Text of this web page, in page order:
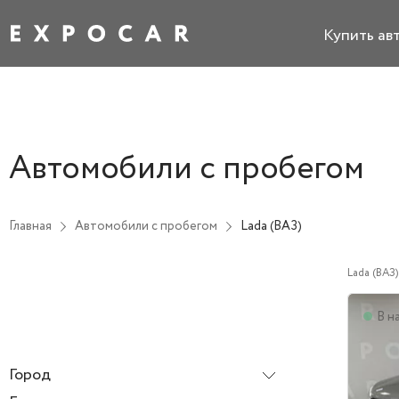
Купить
Автомобили с пробегом
Главная Автомобили с пробегом Lada (ВАЗ)
Город
Lada (ВАЗ)
В